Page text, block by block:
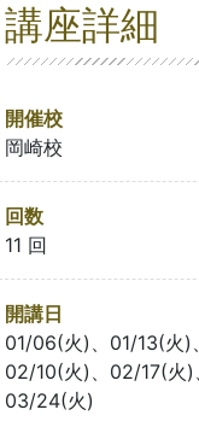
講座詳細
開催校
岡崎校
回数
11 回
開講日
01/06(火)、01/13(火)
02/10(火)、02/17(火
03/24(火)